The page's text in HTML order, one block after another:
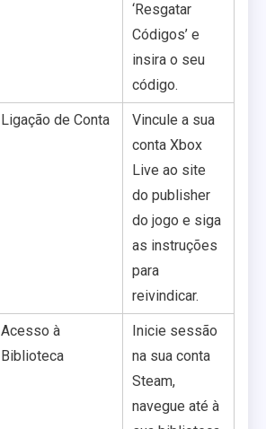
‘Resgatar
Códigos’ e
insira o seu
código.
Ligação de Conta
Vincule a sua
conta Xbox
Live ao site
do publisher
do jogo e siga
as instruções
para
reivindicar.
Acesso à
Biblioteca
Inicie sessão
na sua conta
Steam,
navegue até à